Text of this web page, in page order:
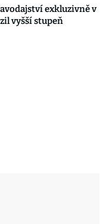
exkluzivně v
vyšší stupeň